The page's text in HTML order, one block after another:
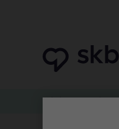
Klinikwegweiser